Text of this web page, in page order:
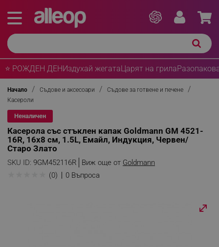
⭐ РОЖДЕН ДЕНИздухай жегатаЦарят на грила
Начало Съдове и аксесоари
Съдове за готвене и печене
Касероли
Неналичен
Касерола със стъклен капак Goldmann GM 4521-
16R, 16x8 см, 1.5L, Емайл, Индукция, Червен/
Старо Злато
SKU ID: 9GM452116R Виж още от Goldmann
(0) 0 Въпроса